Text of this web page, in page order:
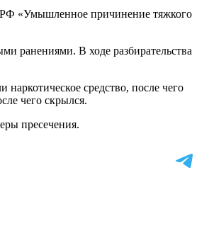
РФ «Умышленное причинение тяжкого
ранениями. В ходе разбирательства
средство, после чего
чего скрылся.
пресечения.